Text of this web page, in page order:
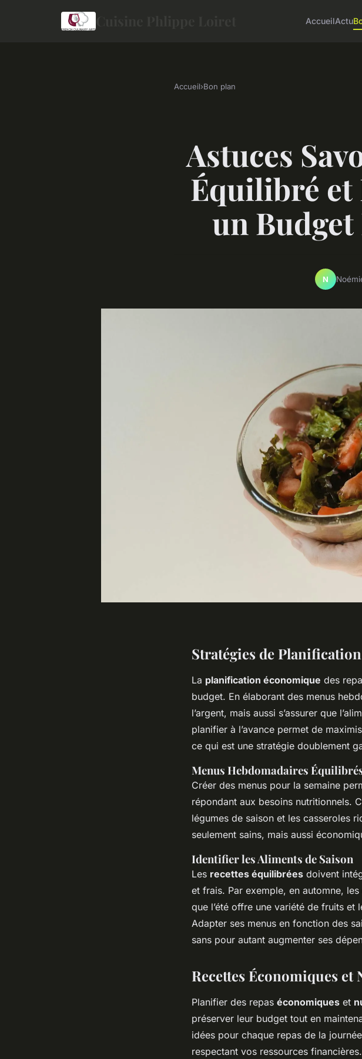
AccueilActu
Accueil›Bon plan
Astuces
Équilibré et
un
N
Stratégies de Planification
La planification économique des
budget. En élaborant des menus
l’argent, mais aussi s’assurer que
planifier à l’avance permet de
ce qui est une stratégie doublement
Menus Hebdomadaires
Créer des menus pour la semaine
répondant aux besoins nutritionnels.
légumes de saison et les casseroles
seulement sains, mais aussi
Identifier les Aliments de Saison
Les recettes équilibrées doivent
et frais. Par exemple, en automne,
que l’été offre une variété de fruits
Adapter ses menus en fonction des
sans pour autant augmenter ses
Recettes Économiques et
Planifier des repas économiques et
préserver leur budget tout en
idées pour chaque repas de la
respectant vos ressources financières.